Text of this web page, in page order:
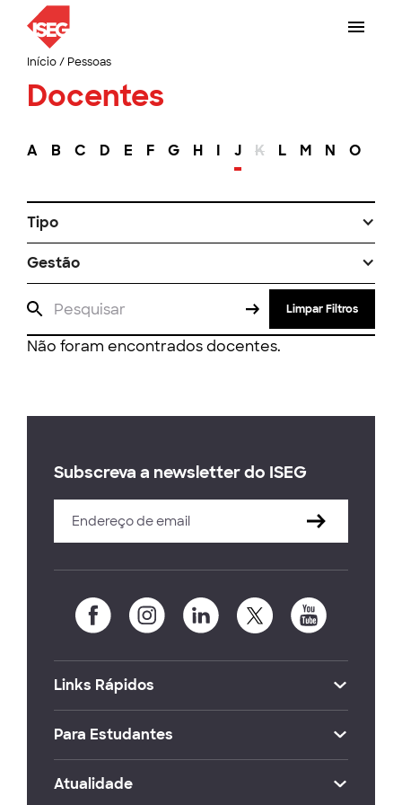
Início/ Pessoas
Docentes
A B C D E F G H I J K L M N O
Tipo
Gestão
Limpar Filtros
Não foram encontrados docentes.
Subscreva a newsletter do ISEG
Links Rápidos
Para Estudantes
Atualidade